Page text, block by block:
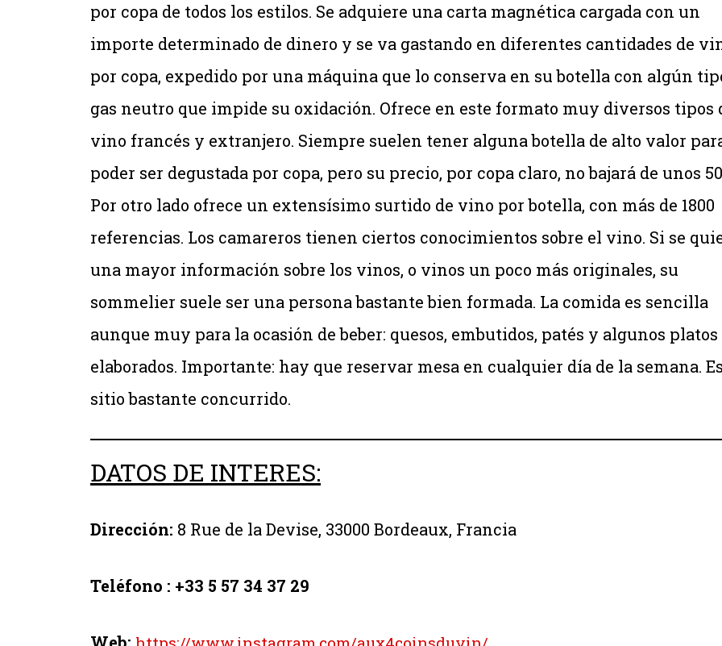
por copa de todos los estilos. Se adquiere una carta magnética cargada con un
importe determinado de dinero y se va gastando en diferentes cantidades de
por copa, expedido por una máquina que lo conserva en su botella con algún
gas neutro que impide su oxidación. Ofrece en este formato muy diversos tipos
vino francés y extranjero. Siempre suelen tener alguna botella de alto valor
poder ser degustada por copa, pero su precio, por copa claro, no bajará de unos
Por otro lado ofrece un extensísimo surtido de vino por botella, con más de 1800
referencias. Los camareros tienen ciertos conocimientos sobre el vino. Si se
una mayor información sobre los vinos, o vinos un poco más originales, su
sommelier suele ser una persona bastante bien formada. La comida es sencilla
aunque muy para la ocasión de beber: quesos, embutidos, patés y algunos platos
elaborados. Importante: hay que reservar mesa en cualquier día de la semana.
sitio bastante concurrido.
DATOS DE INTERES:
Dirección: 8 Rue de la Devise, 33000 Bordeaux, Francia
Teléfono : +33 5 57 34 37 29